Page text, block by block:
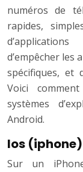
numéros de
rapides,
d’empêcher les
spécifiques, et
Voici
systèmes
Android.
Ios (iphone)
Sur un